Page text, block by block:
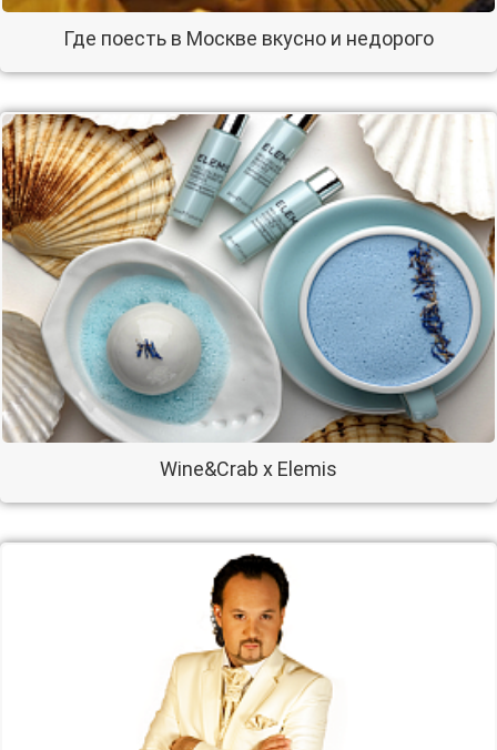
Где поесть в Москве вкусно и недорого
Wine&Crab х Elemis